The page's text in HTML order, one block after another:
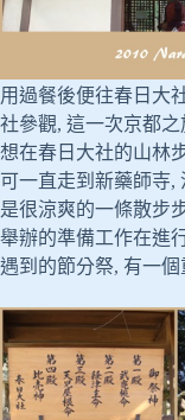
用過餐後便往春日大
社參觀, 這一次京都
想在春日大社的山林
可一直走到新藥師寺,
是很涼爽的一條散步
舉辦的準備工作在進
遇到的節分祭, 有一